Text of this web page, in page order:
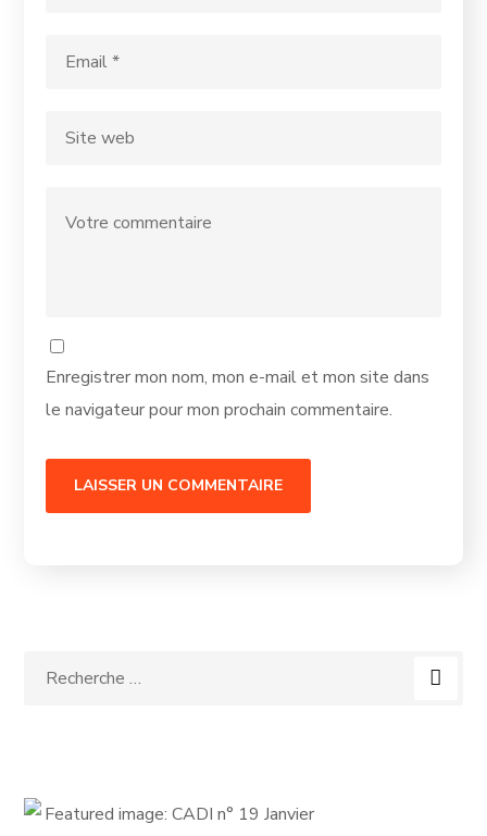
Enregistrer mon nom, mon e-mail et mon site dans
le navigateur pour mon prochain commentaire.